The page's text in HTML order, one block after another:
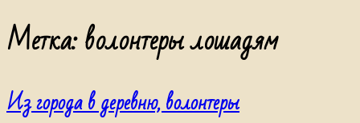
Метка:волонтеры лошадям
Из города в деревню, волонтеры